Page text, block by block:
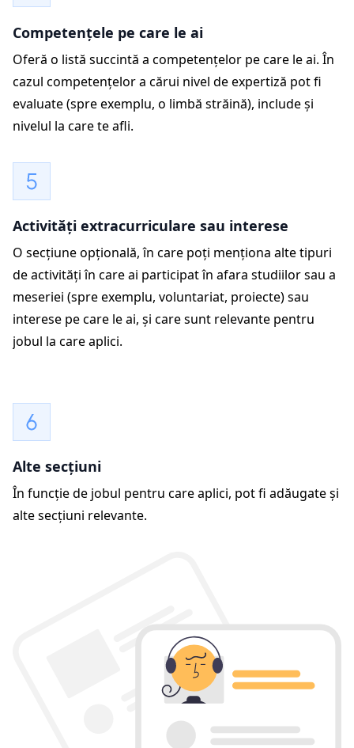
Competențele pe care le ai
Oferă o listă succintă a competențelor pe care le ai. În
cazul competențelor a cărui nivel de expertiză pot fi
evaluate (spre exemplu, o limbă străină), include și
nivelul la care te afli.
Activități extracurriculare sau interese
O secțiune opțională, în care poți menționa alte tipuri
de activități în care ai participat în afara studiilor sau a
meseriei (spre exemplu, voluntariat, proiecte) sau
interese pe care le ai, și care sunt relevante pentru
jobul la care aplici.
Alte secțiuni
În funcție de jobul pentru care aplici, pot fi adăugate și
alte secțiuni relevante.